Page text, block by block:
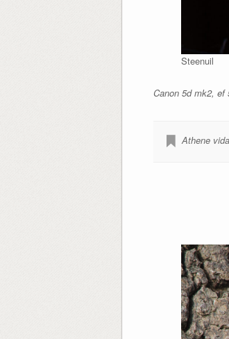
Steenuil
Canon 5d mk2,
Athene